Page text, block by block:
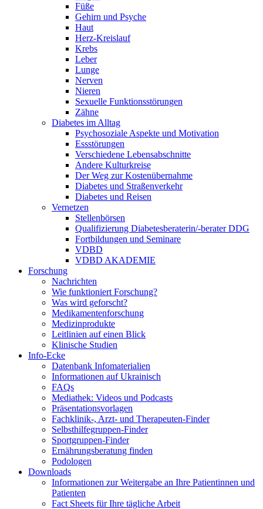
Füße
Gehirn und Psyche
Haut
Herz-Kreislauf
Krebs
Leber
Lunge
Nerven
Nieren
Sexuelle Funktionsstörungen
Zähne
Diabetes im Alltag
Psychosoziale Aspekte und Motivation
Essstörungen
Verschiedene Lebensabschnitte
Andere Kulturkreise
Der Weg zur Kostenübernahme
Diabetes und Straßenverkehr
Diabetes und Reisen
Vernetzen
Stellenbörsen
Qualifizierung Diabetesberaterin/­-berater DDG
Fortbildungen und Seminare
VDBD
VDBD AKADEMIE
Forschung
Nachrichten
Wie funktioniert Forschung?
Was wird geforscht?
Medikamentenforschung
Medizinprodukte
Leitlinien auf einen Blick
Klinische Studien
Info-Ecke
Datenbank Infomaterialien
Informationen auf Ukrainisch
FAQs
Mediathek: Videos und Podcasts
Präsentationsvorlagen
Fachklinik-, Arzt- und Therapeuten-Finder
Selbsthilfegruppen-Finder
Sportgruppen-Finder
Ernährungsberatung finden
Podologen
Downloads
Informationen zur Weitergabe an Ihre Patientinnen und
Patienten
Fact Sheets für Ihre tägliche Arbeit